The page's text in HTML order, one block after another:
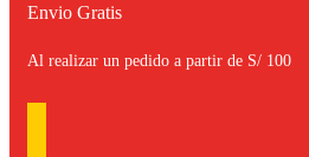
Envio Gratis
Al realizar un pedido a partir de S/ 100